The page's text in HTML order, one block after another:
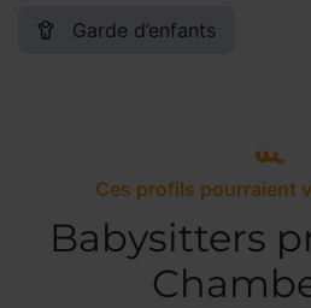
Garde d’enfants
Ces profils pourraient
Babysitters